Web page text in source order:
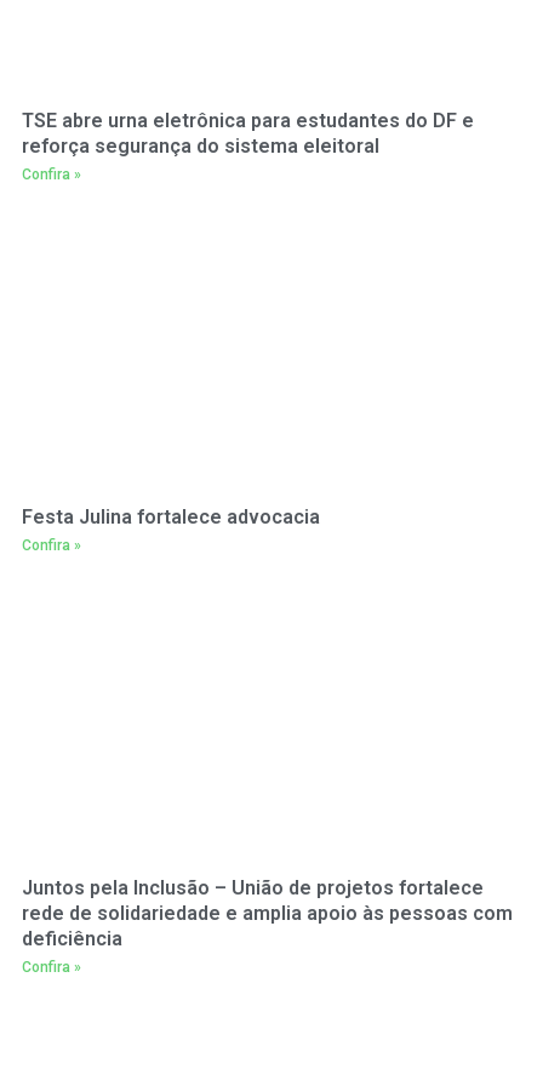
TSE abre urna eletrônica para estudantes do DF e
reforça segurança do sistema eleitoral
Confira »
Festa Julina fortalece advocacia
Confira »
Juntos pela Inclusão – União de projetos fortalece
rede de solidariedade e amplia apoio às pessoas com
deficiência
Confira »